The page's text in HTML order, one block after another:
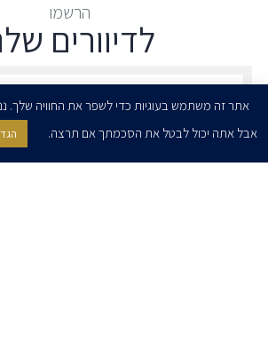
הרשמו
לדיוורים
אני מאשר/ת בזאת להרצוג, פוקס, נאמן ושות' לשלוח
הודעות והזמנות לאירועים וכנסים. אני רשאי/ת לחזור
אתר זה משתמש בעוגיות כדי לשפר את החוויה שלך.
אבל אתה יכול לבטל את הסכמתך אם תרצה.